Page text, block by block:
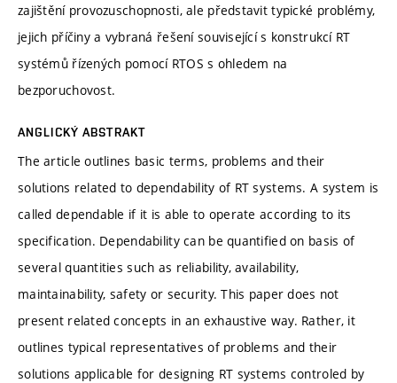
zajištění provozuschopnosti, ale představit typické problémy,
jejich příčiny a vybraná řešení související s konstrukcí RT
systémů řízených pomocí RTOS s ohledem na
bezporuchovost.
ANGLICKÝ ABSTRAKT
The article outlines basic terms, problems and their
solutions related to dependability of RT systems. A system is
called dependable if it is able to operate according to its
specification. Dependability can be quantified on basis of
several quantities such as reliability, availability,
maintainability, safety or security. This paper does not
present related concepts in an exhaustive way. Rather, it
outlines typical representatives of problems and their
solutions applicable for designing RT systems controled by